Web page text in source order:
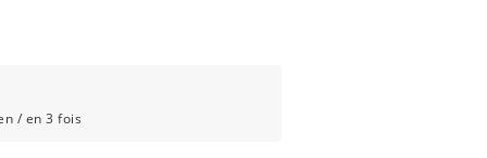
/ en 3 fois